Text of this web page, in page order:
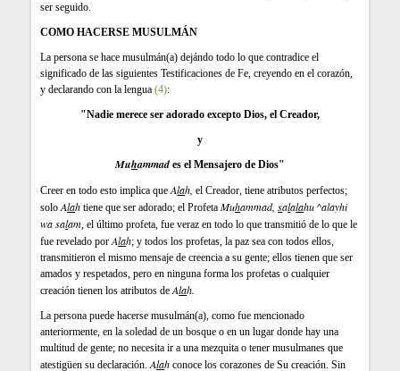
ser seguido.
COMO HACERSE MUSULMÁN
La persona se hace musulmán(a) dejándo todo lo que contradice el
significado de las siguientes Testificaciones de Fe, creyendo en el corazón,
y declarando con la lengua(4):
"Nadie merece ser adorado excepto Dios, el Creador,
y
Muhammad es el Mensajero de Dios"
Creer en todo esto implica queAlah, el Creador, tiene atributos perfectos;
solo Alah tiene que ser adorado; el ProfetaMuhammad,salalahu ^alayhi
wa salam, el último profeta, fue veraz en todo lo que transmitió de lo que le
fue revelado por Alah; y todos los profetas, la paz sea con todos ellos,
transmitieron el mismo mensaje de creencia a su gente; ellos tienen que ser
amados y respetados, pero en ninguna forma los profetas o cualquier
creación tienen los atributos de Alah.
La persona puede hacerse musulmán(a), como fue mencionado
anteriormente, en la soledad de un bosque o en un lugar donde hay una
multitud de gente; no necesita ir a una mezquita o tener musulmanes que
atestigüen su declaración.Alah conoce los corazones de Su creación. Sin